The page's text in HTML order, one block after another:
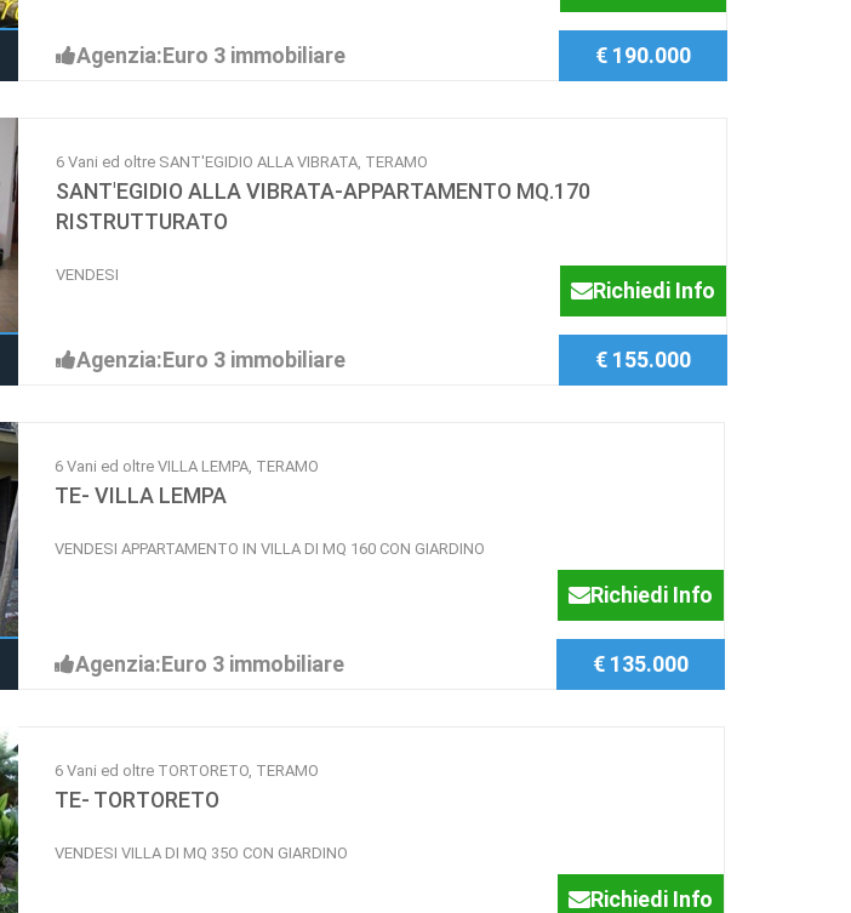
Agenzia:Euro 3 immobiliare € 190.000
6 Vani ed oltre SANT'EGIDIO ALLA VIBRATA, TERAMO
SANT'EGIDIO ALLA VIBRATA-APPARTAMENTO MQ.170
RISTRUTTURATO
VENDESI
Richiedi Info
Agenzia:Euro 3 immobiliare € 155.000
6 Vani ed oltre VILLA LEMPA, TERAMO
TE- VILLA LEMPA
VENDESI APPARTAMENTO IN VILLA DI MQ 160 CON GIARDINO
Richiedi Info
Agenzia:Euro 3 immobiliare € 135.000
6 Vani ed oltre TORTORETO, TERAMO
TE- TORTORETO
VENDESI VILLA DI MQ 35O CON GIARDINO
Richiedi Info